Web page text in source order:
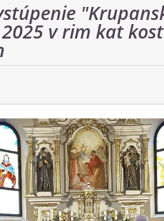
v rim kat